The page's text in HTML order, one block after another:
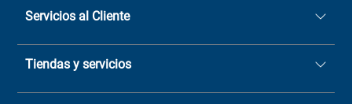
Servicios al Cliente
Quiénes somos
Sucursales
Tiendas y servicios
Casa Matriz: Avenida Chorrillos